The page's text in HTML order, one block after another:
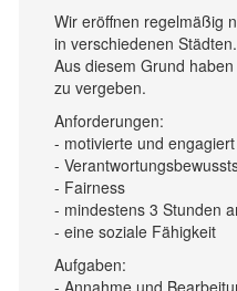
Wir eröffnen regelmäßig
in verschiedenen Städten.
Aus diesem Grund
zu vergeben.
Anforderungen:
- motivierte und
-
- Fairness
- mindestens 3 Stunden
- eine soziale Fähigkeit
Aufgaben:
- Annahme und